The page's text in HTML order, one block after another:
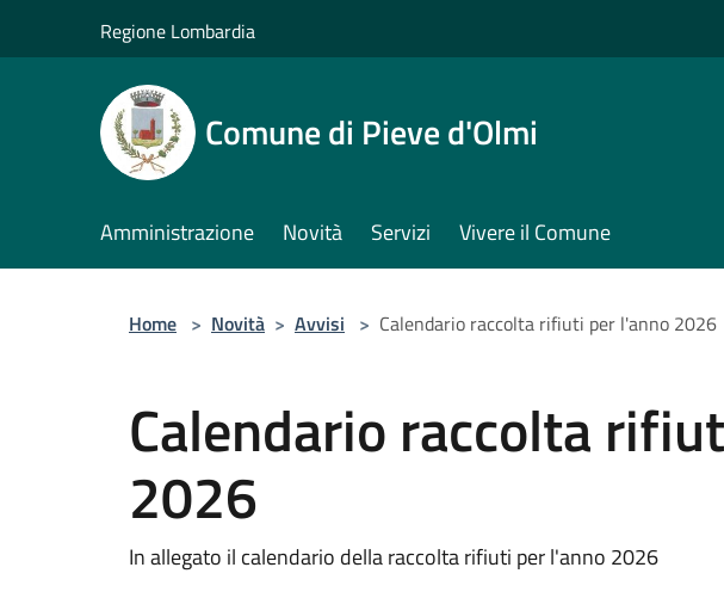
Regione Lombardia
Comune di Pieve d'Olmi
Amministrazione Novità Servizi Vivere il Comune
Home > Novità > Avvisi > Calendario raccolta rifiuti per l'anno 2026
Calendario raccolta
2026
In allegato il calendario della raccolta rifiuti per l'anno 2026